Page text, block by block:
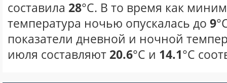
составила 28°С. В то время как
температура ночью опускалась до 9
показатели дневной и ночной
июля составляют 20.6°С и 14.1°С